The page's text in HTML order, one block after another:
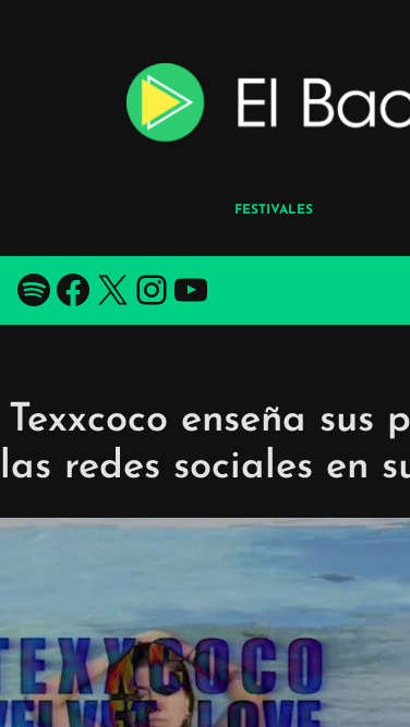
FESTIVALES
Spotify Facebook X YouTube YouTube
enseña sus
redes sociales en